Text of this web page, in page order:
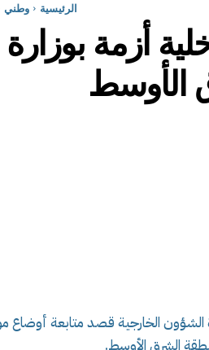
الرئيسية وطني
أزمة
الأوسط
الخارجية قصد متابعة أوضاع
الشرق الأوسط.